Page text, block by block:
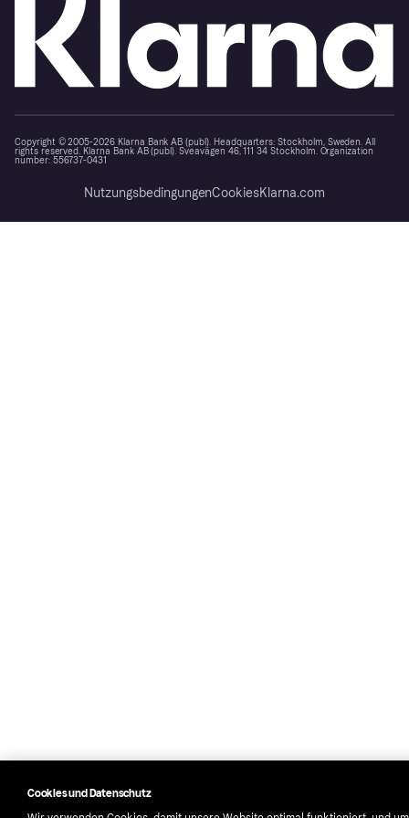
Copyright © 2005-2026 Klarna Bank AB (publ). Headquarters: Stockholm, Sweden. All
rights reserved. Klarna Bank AB (publ). Sveavägen 46, 111 34 Stockholm. Organization
number: 556737-0431
NutzungsbedingungenCookiesKlarna.com
Cookies und Datenschutz